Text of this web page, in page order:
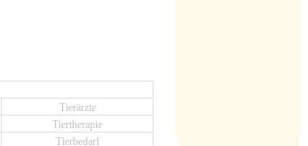
Tierärzte
Tiertherapie
Tierbedarf